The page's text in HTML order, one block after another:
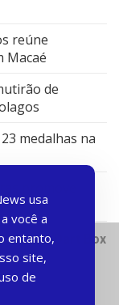
reúne
Macaé
de
medalhas na
promove
com♥
Dart Box
usa
você a
entanto,
site,
de